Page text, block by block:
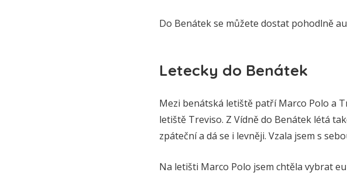
Do Benátek se můžete dostat pohodlně
Letecky do Benátek
Mezi benátská letiště patří Marco Polo a
letiště Treviso. Z Vídně do Benátek létá
zpáteční a dá se i levněji. Vzala jsem s
Na letišti Marco Polo jsem chtěla vybrat